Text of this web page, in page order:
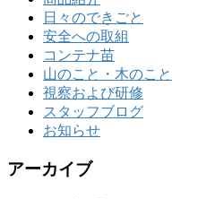
日々のできごと
安全への取組
コンテナ苗
山のこと・木のこと
視察および研修
スタッフブログ
お知らせ
アーカイブ